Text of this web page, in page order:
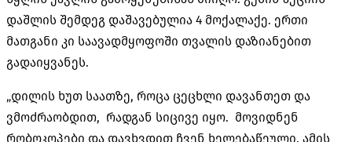
დაშლის შემდეგ დაშავებულია 4 მოქალაქე. ერთი
მათგანი კი საავადმყოფოში თვალის დაზიანებით
გადაიყვანეს.
„დილის ხუთ საათზე, როცა ცეცხლი დავანთეთ და
ვმოძრაობდით, რადგან სიცივე იყო. მოვიდნენ
რობოკოპები და დავხვდით ჩვენ ხელებაწეული. ამის